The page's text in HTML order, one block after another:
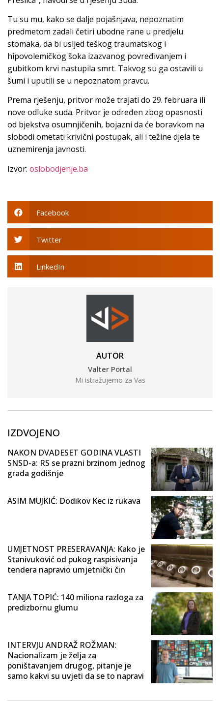
Tu su mu, kako se dalje pojašnjava, nepoznatim
predmetom zadali četiri ubodne rane u predjelu
stomaka, da bi usljed teškog traumatskog i
hipovolemičkog šoka izazvanog povređivanjem i
gubitkom krvi nastupila smrt. Takvog su ga ostavili u
šumi i uputili se u nepoznatom pravcu.
Prema rješenju, pritvor može trajati do 29. februara ili
nove odluke suda. Pritvor je određen zbog opasnosti
od bjekstva osumnjičenih, bojazni da će boravkom na
slobodi ometati krivični postupak, ali i težine djela te
uznemirenja javnosti.
Izvor: oslobodjenje.ba
Facebook
Twitter
LinkedIn
AUTOR
Valter Portal
Mi istražujemo za Vas
IZDVOJENO
NAKON DVADESET GODINA VLASTI
SNSD-a: RS se prazni brzinom jednog
grada godišnje
ASIM MUJKIĆ: Dodikov Kec iz rukava
UMJETNOST PRESERAVANJA: Kako je
Stanivuković od pukog raspisivanja
tendera napravio umjetnički čin
TANJA TOPIĆ: 140 miliona razloga za
predizbornu glumu
INTERVJU ANDRAŽ ROŽMAN:
Nacionalizam je želja za
poništavanjem drugog, pitanje je
samo kakvi su uvjeti da se to napravi